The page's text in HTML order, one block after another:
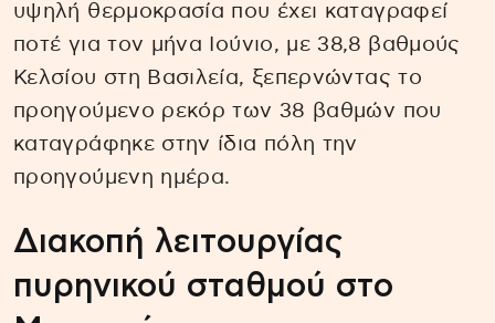
υψηλή θερμοκρασία που έχει καταγραφεί
ποτέ για τον μήνα Ιούνιο, με 38,8 βαθμούς
Κελσίου στη Βασιλεία, ξεπερνώντας το
προηγούμενο ρεκόρ των 38 βαθμών που
καταγράφηκε στην ίδια πόλη την
προηγούμενη ημέρα.
Διακοπή λειτουργίας
πυρηνικού σταθμού στο